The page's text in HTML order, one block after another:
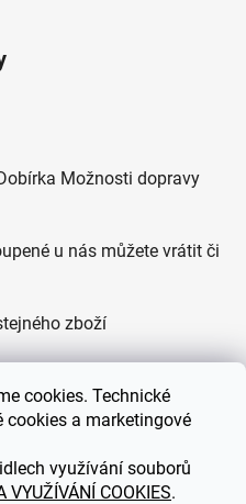
cookies. Technické
cookies a marketingové
využívání souborů
VYUŽÍVÁNÍ COOKIES.
Možnosti dopravy
u nás můžete vrátit či
zboží
den od 9.00 do 18.00